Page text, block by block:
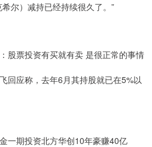
尔）减持已经持续很久了。”
股票投资有买就有卖 是很正常的事情
回应称，去年6月其持股就已在5%以
一期投资北方华创10年豪赚40亿